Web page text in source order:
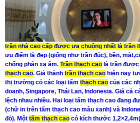
trần nhà cao cấp được ưa chuộng nhất là trần
ưu điểm là đẹp (giống như trần đúc), bền,
chống phản xạ âm. Trần thạch cao là trần được
thạch cao. Giá thành trần thạch cao hiện nay
thị trường có các loại tấm thạch cao của các
doanh, Singapore, Thái Lan, Indonesia. Giá cả
lệch nhau nhiều. Hai loại tấm thạch cao đang
(chữ in trên tấm thạch cao màu xanh) và
đỏ). Một tấm thạch cao có kích thước